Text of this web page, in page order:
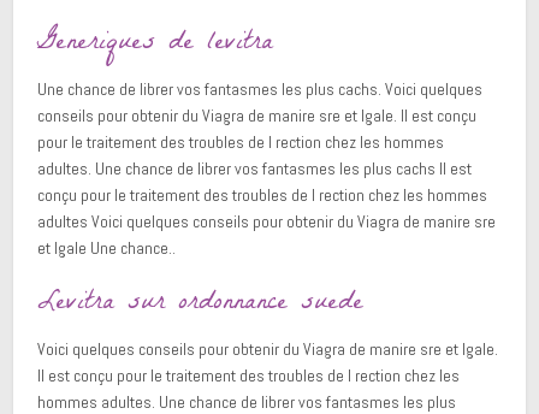
Generiques de levitra
Une chance de librer vos fantasmes les plus cachs. Voici quelques
conseils pour obtenir du Viagra de manire sre et lgale. Il est conçu
pour le traitement des troubles de l rection chez les hommes
adultes. Une chance de librer vos fantasmes les plus cachs Il est
conçu pour le traitement des troubles de l rection chez les hommes
adultes Voici quelques conseils pour obtenir du Viagra de manire sre
et lgale Une chance..
Levitra sur ordonnance suede
Voici quelques conseils pour obtenir du Viagra de manire sre et lgale.
Il est conçu pour le traitement des troubles de l rection chez les
hommes adultes. Une chance de librer vos fantasmes les plus